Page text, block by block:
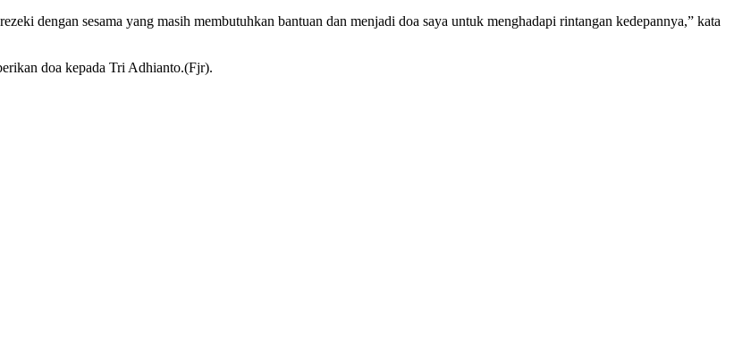
dengan sesama yang masih membutuhkan bantuan dan menjadi doa saya untuk menghadapi rintangan kedepannya,” kata
doa kepada Tri Adhianto.(Fjr).